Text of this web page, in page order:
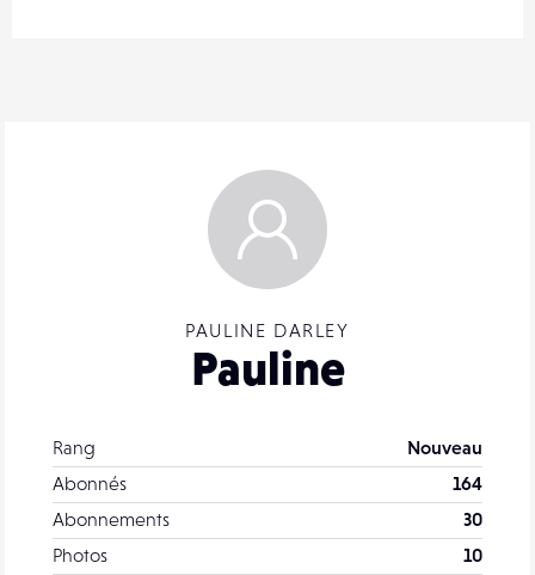
PAULINE DARLEY
Pauline
Rang
Nouveau
Abonnés
164
Abonnements
30
Photos
10